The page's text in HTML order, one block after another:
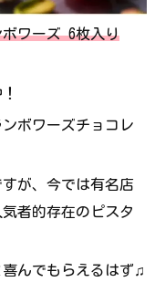
ワーズ 6枚入り
ボワーズチョコレ
が、今では有名店
者的存在のピスタ
んでもらえるはず♫